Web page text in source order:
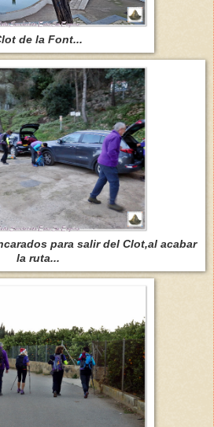
de la Font...
para salir del Clot,al acabar
la ruta...